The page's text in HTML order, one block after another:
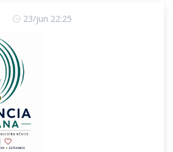
23/jun 22:25